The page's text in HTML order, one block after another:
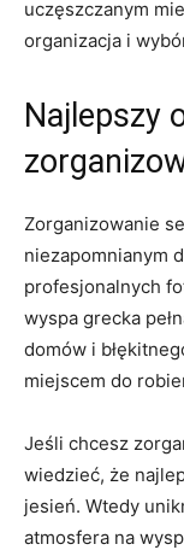
uczęszczanym
organizacja i
Najlepszy
Zorganizowanie‌
‍niezapomnianym
profesjonalnych
wyspa grecka
domów i
miejscem​ do
Jeśli chcesz
wiedzieć, że
jesień. Wtedy
atmosfera na